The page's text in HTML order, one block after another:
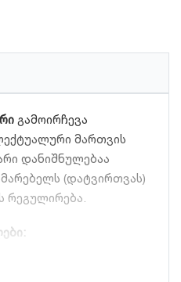
გამოირჩევა
მართვის
დანიშნულებაა
(დატვირთვას)
რეგულირება.